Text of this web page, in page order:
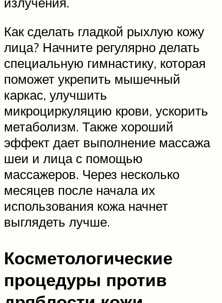
Как сделать гладкой рыхлую кожу
лица? Начните регулярно делать
специальную гимнастику, которая
поможет укрепить мышечный
каркас, улучшить
микроциркуляцию крови, ускорить
метаболизм. Также хороший
эффект дает выполнение массажа
шеи и лица с помощью
массажеров. Через несколько
месяцев после начала их
использования кожа начнет
выглядеть лучше.
Косметологические
процедуры против